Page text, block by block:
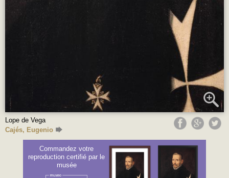
Lope de Vega
Cajés, Eugenio
Commandez votre
reproduction certifié par le
musée